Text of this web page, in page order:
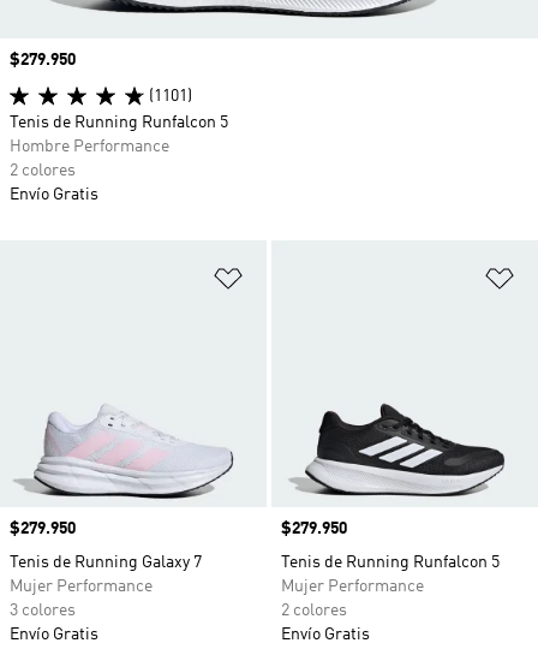
Precio
$279.950
Tenis de Running Galaxy 7
Mujer Performance
3 colores
Envío Gratis
Precio
$279.950
Tenis de Running Runfalcon 5
Mujer Performance
2 colores
Envío Gratis
Precio
$279.950
(1101)
Tenis de Running Runfalcon 5
Hombre Performance
2 colores
Envío Gratis